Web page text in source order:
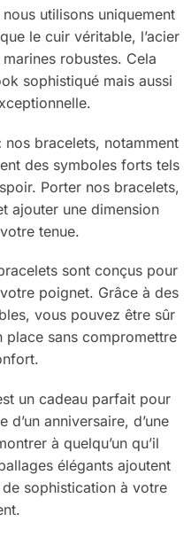
nous utilisons uniquement
le cuir véritable, l’acier
robustes. Cela
sophistiqué mais aussi
nos bracelets, notamment
des symboles forts tels
Porter nos bracelets,
ajouter une dimension
tenue.
sont conçus pour
poignet. Grâce à des
vous pouvez être sûr
place sans compromettre
un cadeau parfait pour
d’un anniversaire, d’une
à quelqu’un qu’il
élégants ajoutent
sophistication à votre